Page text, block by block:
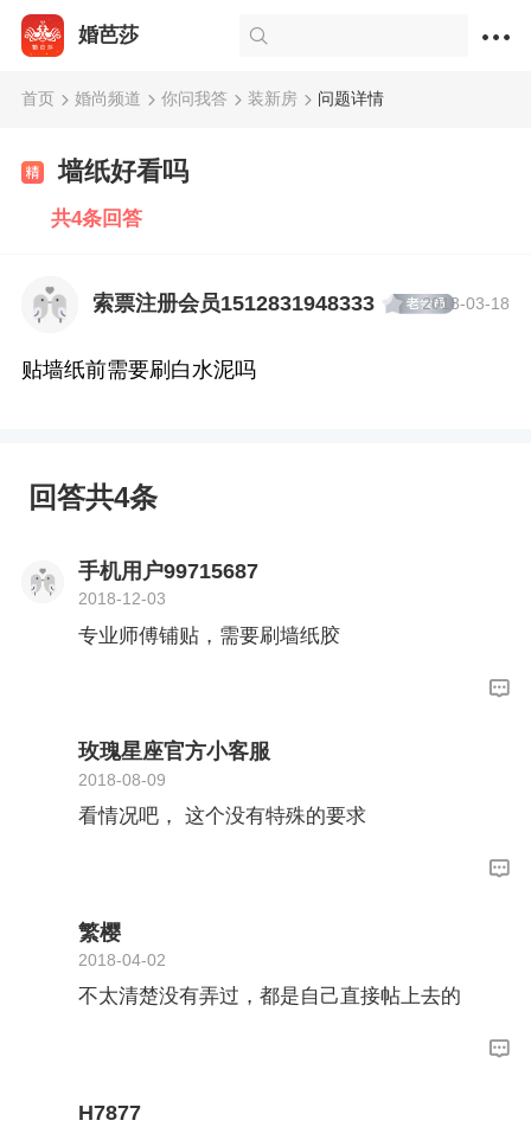
婚芭莎
首页 婚尚频道 你问我答 装新房 问题详情
墙纸好看吗
共4条回答
索票注册会员1512831948333 2018-03-18
贴墙纸前需要刷白水泥吗
回答共4条
手机用户99715687
2018-12-03
专业师傅铺贴，需要刷墙纸胶
玫瑰星座官方小客服
2018-08-09
看情况吧， 这个没有特殊的要求
繁樱
2018-04-02
不太清楚没有弄过，都是自己直接帖上去的
H7877